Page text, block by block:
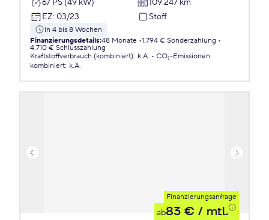
EZ: 03/23 Stoff
in 4 bis 8 Wochen
Finanzierungsdetails:48 Monate 1.794 € Sonderzahlung
4.710 € Schlusszahlung
Kraftstoffverbrauch (kombiniert): k.A.
CO₂-Emissionen
kombiniert: k.A.
Finanzierungsanfrage
ab83 € / mtl.